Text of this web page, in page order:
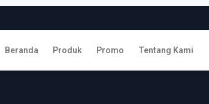
Beranda Produk Promo Tentang Kami